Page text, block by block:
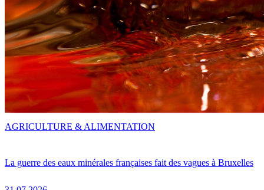
La guerre des eaux minérales françaises fait des vagues à Bruxelles
AGRICULTURE & ALIMENTATION